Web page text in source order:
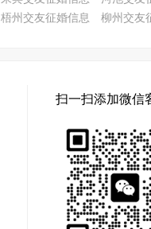
梧州交友征婚信息 柳州交友
扫一扫添加微信